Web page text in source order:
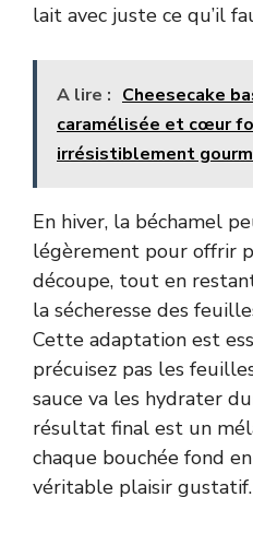
lait avec juste ce qu’il
A lire : Cheesecake
caramélisée et cœur
irrésistiblement
En hiver, la béchamel
légèrement pour offrir
découpe, tout en
la sécheresse des
Cette adaptation est
précuisez pas les
sauce va les hydrater
résultat final est un
chaque bouchée fond
véritable plaisir gustatif.